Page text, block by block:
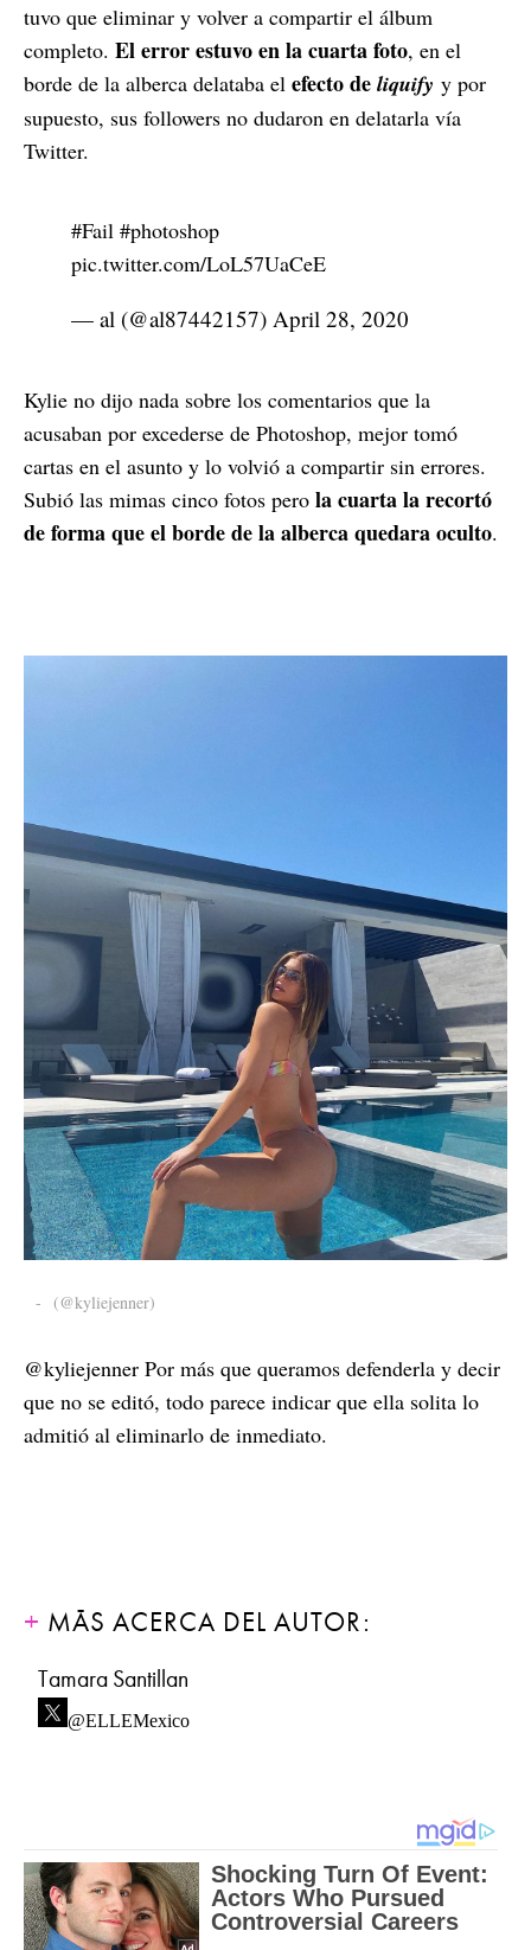
tuvo que eliminar y volver a compartir el álbum
completo. El error estuvo en la cuarta foto, en el
borde de la alberca delataba el efecto de liquify y por
supuesto, sus followers no dudaron en delatarla vía
Twitter.
#Fail #photoshop
pic.twitter.com/LoL57UaCeE
— al (@al87442157) April 28, 2020
Kylie no dijo nada sobre los comentarios que la
acusaban por excederse de Photoshop, mejor tomó
cartas en el asunto y lo volvió a compartir sin errores.
Subió las mimas cinco fotos pero la cuarta la recortó
de forma que el borde de la alberca quedara oculto.
- (@kyliejenner)
@kyliejenner Por más que queramos defenderla y decir
que no se editó, todo parece indicar que ella solita lo
admitió al eliminarlo de inmediato.
MÁS ACERCA DEL AUTOR:
Tamara Santillan
@ELLEMexico